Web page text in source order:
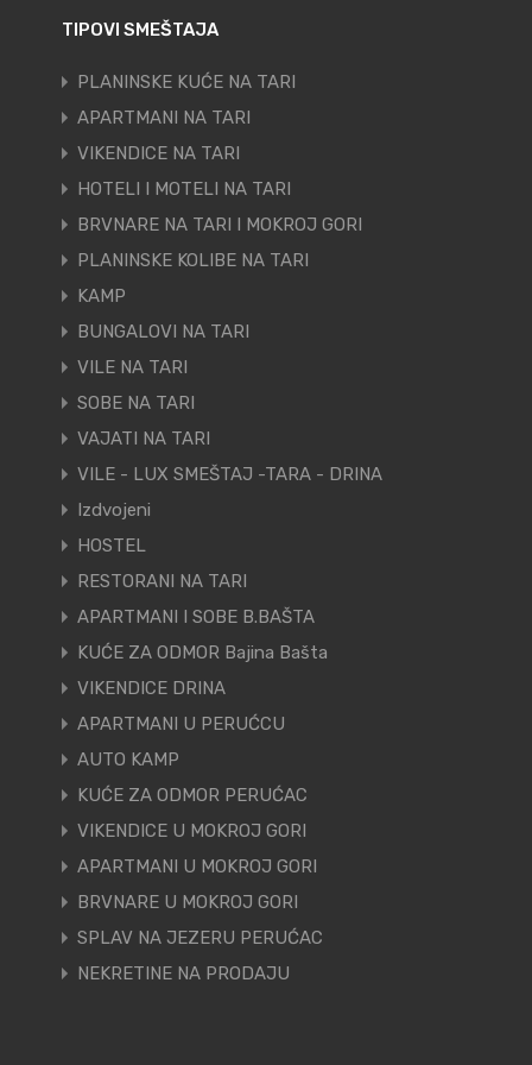
TIPOVI SMEŠTAJA
PLANINSKE KUĆE NA TARI
APARTMANI NA TARI
VIKENDICE NA TARI
HOTELI I MOTELI NA TARI
BRVNARE NA TARI I MOKROJ GORI
PLANINSKE KOLIBE NA TARI
KAMP
BUNGALOVI NA TARI
VILE NA TARI
SOBE NA TARI
VAJATI NA TARI
VILE - LUX SMEŠTAJ -TARA - DRINA
Izdvojeni
HOSTEL
RESTORANI NA TARI
APARTMANI I SOBE B.BAŠTA
KUĆE ZA ODMOR Bajina Bašta
VIKENDICE DRINA
APARTMANI U PERUĆCU
AUTO KAMP
KUĆE ZA ODMOR PERUĆAC
VIKENDICE U MOKROJ GORI
APARTMANI U MOKROJ GORI
BRVNARE U MOKROJ GORI
SPLAV NA JEZERU PERUĆAC
NEKRETINE NA PRODAJU